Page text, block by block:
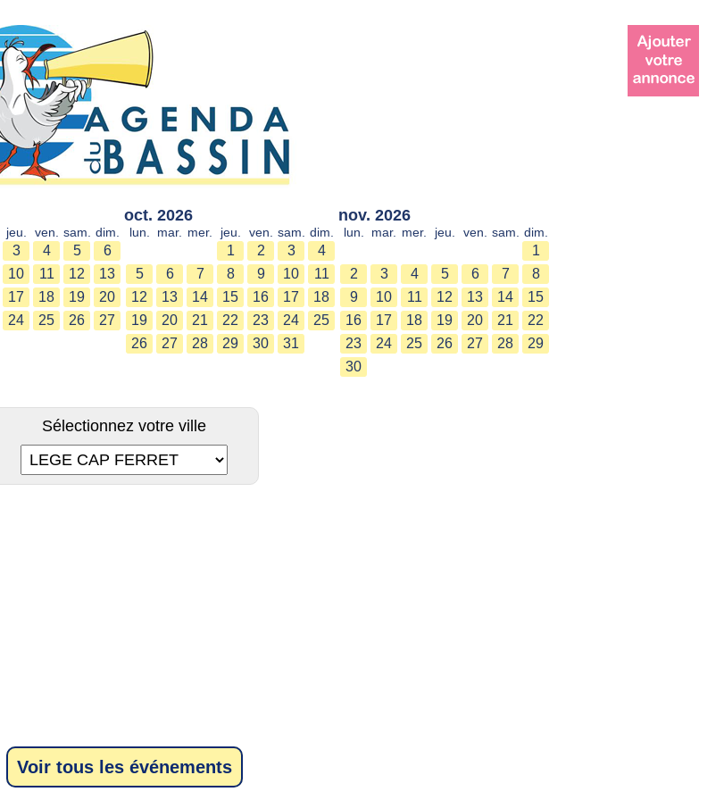
jeu. ven. sam. dim.
3 4 5
6
10 11 12
13
17 18 19
20
24 25 26
27
oct. 2026
lun. mar. mer. jeu. ven. sam. dim.
1 2 3
4
5
6 7 8 9 10
11
12
13 14 15 16 17
18
19
20 21 22 23 24
25
26
27 28 29 30 31
nov. 2026
lun. mar. mer. jeu. ven. sam. dim.
1
2
3 4 5 6 7
8
9
10 11 12 13 14
15
16
17 18 19 20 21
22
23
24 25 26 27 28
29
30
Sélectionnez votre ville
Voir tous les événements